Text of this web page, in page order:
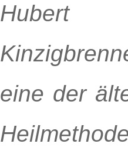
eine der